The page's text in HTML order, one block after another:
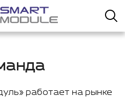
работает на рынке